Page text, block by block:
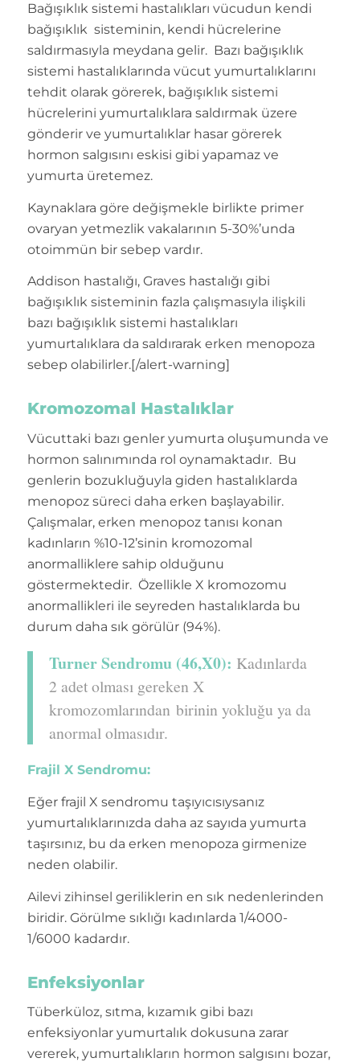
Bağışıklık sistemi hastalıkları vücudun kendi
bağışıklık sisteminin, kendi hücrelerine
saldırmasıyla meydana gelir. Bazı bağışıklık
sistemi hastalıklarında vücut yumurtalıklarını
tehdit olarak görerek, bağışıklık sistemi
hücrelerini yumurtalıklara saldırmak üzere
gönderir ve yumurtalıklar hasar görerek
hormon salgısını eskisi gibi yapamaz ve
yumurta üretemez.
Kaynaklara göre değişmekle birlikte primer
ovaryan yetmezlik vakalarının 5-30%’unda
otoimmün bir sebep vardır.
Addison hastalığı, Graves hastalığı gibi
bağışıklık sisteminin fazla çalışmasıyla ilişkili
bazı bağışıklık sistemi hastalıkları
yumurtalıklara da saldırarak erken menopoza
sebep olabilirler.[/alert-warning]
Kromozomal Hastalıklar
Vücuttaki bazı genler yumurta oluşumunda ve
hormon salınımında rol oynamaktadır. Bu
genlerin bozukluğuyla giden hastalıklarda
menopoz süreci daha erken başlayabilir.
Çalışmalar, erken menopoz tanısı konan
kadınların %10-12’sinin kromozomal
anormalliklere sahip olduğunu
göstermektedir. Özellikle X kromozomu
anormallikleri ile seyreden hastalıklarda bu
durum daha sık görülür (94%).
Turner Sendromu (46,X0): Kadınlarda
2 adet olması gereken X
kromozomlarından birinin yokluğu ya da
anormal olmasıdır.
Frajil X Sendromu:
Eğer frajil X sendromu taşıyıcısıysanız
yumurtalıklarınızda daha az sayıda yumurta
taşırsınız, bu da erken menopoza girmenize
neden olabilir.
Ailevi zihinsel geriliklerin en sık nedenlerinden
biridir. Görülme sıklığı kadınlarda 1/4000-
1/6000 kadardır.
Enfeksiyonlar
Tüberküloz, sıtma, kızamık gibi bazı
enfeksiyonlar yumurtalık dokusuna zarar
vererek, yumurtalıkların hormon salgısını bozar,